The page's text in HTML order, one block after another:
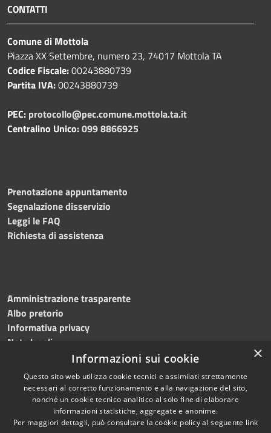
CONTATTI
Comune di Mottola
Piazza XX Settembre, numero 23, 74017 Mottola TA
Codice Fiscale:00243880739
Partita IVA:00243880739
PEC: protocollo@pec.comune.mottola.ta.it
Centralino Unico:099 8866925
Prenotazione appuntamento
Segnalazione disservizio
Leggi le FAQ
Richiesta di assistenza
Amministrazione trasparente
Albo pretorio
Informativa privacy
Note legali
Dichiarazione di accessibilità
Accessibilità
Copyright © 2026 • Comune di
Mottola • Powered by
×
Informazioni sui cookie
Questo sito web utilizza cookie tecnici e assimilati strettamente
necessari al corretto funzionamento e alla navigazione del sito,
nonché un cookie tecnico analitico al solo fine di elaborare
informazioni statistiche, aggregate e anonime.
Per maggiori dettagli, può consultare la cookie policy al seguente link